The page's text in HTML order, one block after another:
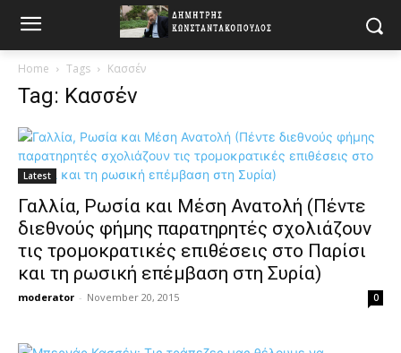
Home Tags Κασσέν
Tag: Κασσέν
Latest
Γαλλία, Ρωσία και Μέση Ανατολή (Πέντε
διεθνούς φήμης παρατηρητές σχολιάζουν
τις τρομοκρατικές επιθέσεις στο Παρίσι
και τη ρωσική επέμβαση στη Συρία)
moderator - November 20, 2015 0